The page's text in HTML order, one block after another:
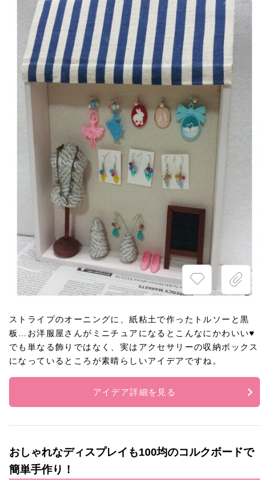
ストライプのオーニングに、紙粘土で作ったトルソーと黒
板…お洋服屋さんがミニチュアになるとこんなにかわいい♥
でも単なる飾りではなく、実はアクセサリーの収納ボックス
になっているところが素晴らしいアイデアですね。
アイデア詳細を見る
おしゃれなディスプレイも100均のコルクボードで
簡単手作り！